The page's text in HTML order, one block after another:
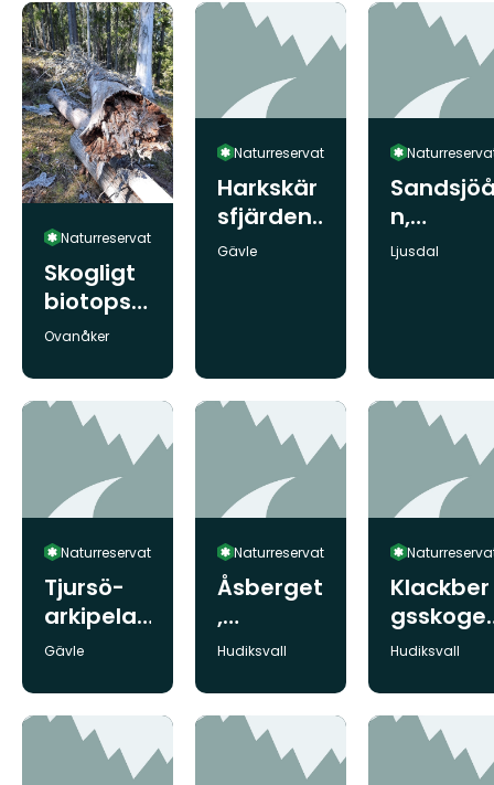
Naturreservat
Skogligt
biotopsk
ydd
jön
Kommun:
Ovanåker
Naturreservat
Harkskär
sfjärden,
Naturres
Kommun:
Gävle
n,
Naturres
Kommun:
Ljusdal
Naturreservat
Tjursö-
arkipela
gen,
ervat
Kommun:
Gävle
Naturreservat
Åsberget
,
Naturres
Kommun:
Hudiksvall
Klackber
gsskoge
n,
ervat
Kommun:
Hudiksvall